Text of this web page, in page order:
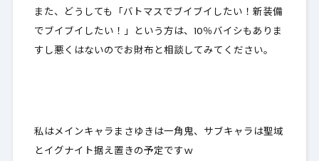
また、どうしても「バトマスでブイブイしたい！新装備
でブイブイしたい！」という方は、10％バイシもありま
すし悪くはないのでお財布と相談してみてください。
私はメインキャラまさゆきは一角鬼、サブキャラは聖域
とイグナイト据え置きの予定ですｗ